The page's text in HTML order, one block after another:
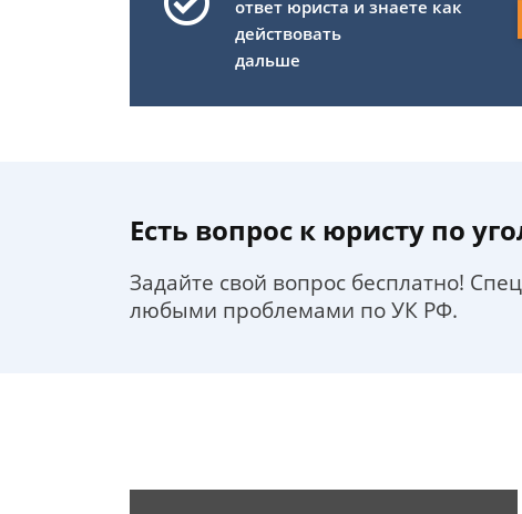
ответ юриста и знаете как
действовать
дальше
Есть вопрос к юристу по
Задайте свой вопрос бесплатно!
любыми проблемами по УК РФ.